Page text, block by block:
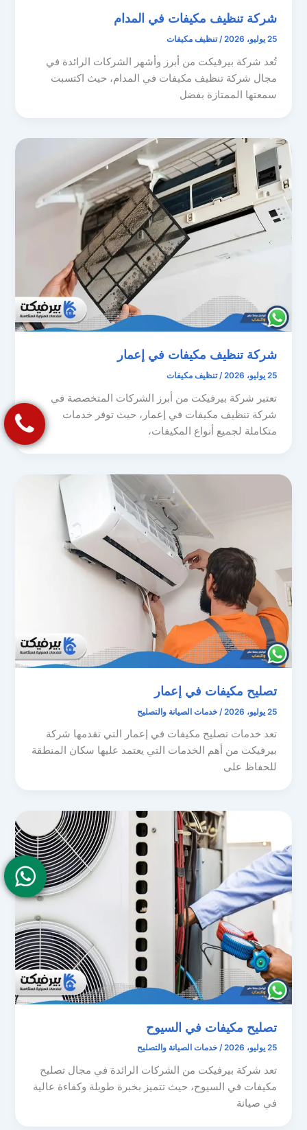
شركة تنظيف مكيفات في المدام
25 يوليو، 2026 /تنظيف مكيفات
تُعد شركة بيرفيكت من أبرز وأشهر الشركات الرائدة في
مجال شركة تنظيف مكيفات في المدام، حيث اكتسبت
سمعتها الممتازة بفضل
شركة تنظيف مكيفات في إعمار
25 يوليو، 2026 /تنظيف مكيفات
تعتبر شركة بيرفيكت من أبرز الشركات المتخصصة في
شركة تنظيف مكيفات في إعمار، حيث توفر خدمات
متكاملة لجميع أنواع المكيفات،
تصليح مكيفات في إعمار
25 يوليو، 2026 /خدمات الصيانة والتصليح
تعد خدمات تصليح مكيفات في إعمار التي تقدمها شركة
بيرفيكت من أهم الخدمات التي يعتمد عليها سكان المنطقة
للحفاظ على
تصليح مكيفات في السيوح
25 يوليو، 2026 /خدمات الصيانة والتصليح
تعد شركة بيرفيكت من الشركات الرائدة في مجال تصليح
مكيفات في السيوح، حيث تتميز بخبرة طويلة وكفاءة عالية
في صيانة